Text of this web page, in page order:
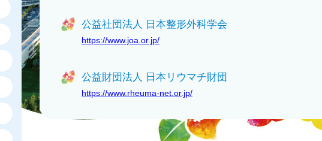
公益社団法人 日本整形外科学会
https://www.joa.or.jp/
公益財団法人 日本リウマチ財団
https://www.rheuma-net.or.jp/